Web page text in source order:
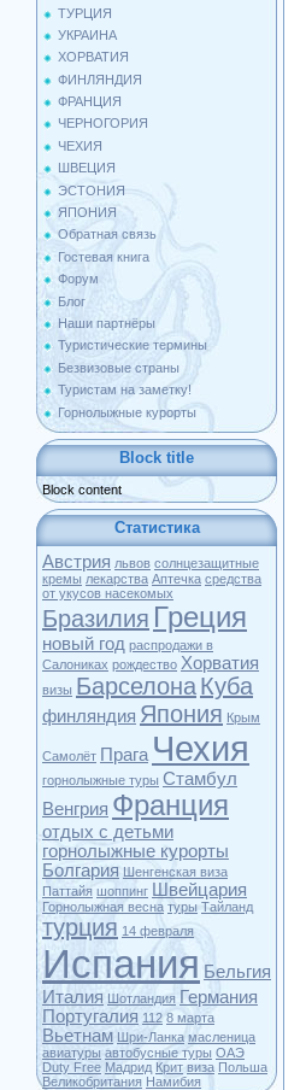
ТУРЦИЯ
УКРАИНА
ХОРВАТИЯ
ФИНЛЯНДИЯ
ФРАНЦИЯ
ЧЕРНОГОРИЯ
ЧЕХИЯ
ШВЕЦИЯ
ЭСТОНИЯ
ЯПОНИЯ
Обратная связь
Гостевая книга
Форум
Блог
Наши партнёры
Туристические термины
Безвизовые страны
Туристам на заметку!
Горнолыжные курорты
Block title
Block content
Статистика
Австрия львов солнцезащитные
кремы лекарства Аптечка средства
от укусов насекомых
Бразилия Греция
новый год распродажи в
Салониках рождество Хорватия
визы БарселонаКуба
финляндия Япония Крым
Самолёт Прага Чехия
горнолыжные туры Стамбул
Венгрия Франция
отдых с детьми
горнолыжные курорты
Болгария Шенгенская виза
Паттайя шоппинг Швейцария
Горнолыжная весна туры Тайланд
турция 14 февраля
Испания Бельгия
Италия Шотландия Германия
Португалия 112 8 марта
Вьетнам Шри-Ланка масленица
авиатуры автобусные туры ОАЭ
Duty Free Мадрид Крит виза Польша
Великобритания Намибия